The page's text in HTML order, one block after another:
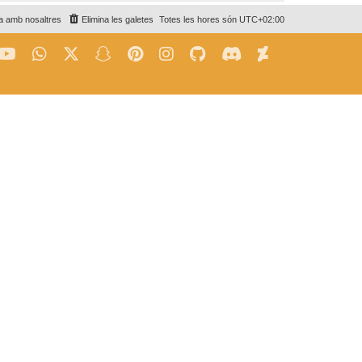
Totes les hores són UTC+02:00
Elimina les galetes
amb nosaltres